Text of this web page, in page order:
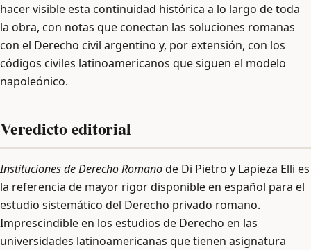
hacer visible esta continuidad histórica a lo largo de toda
la obra, con notas que conectan las soluciones romanas
con el Derecho civil argentino y, por extensión, con los
códigos civiles latinoamericanos que siguen el modelo
napoleónico.
Veredicto editorial
Instituciones de Derecho Romanode Di Pietro y Lapieza Elli es
la referencia de mayor rigor disponible en español para el
estudio sistemático del Derecho privado romano.
Imprescindible en los estudios de Derecho en las
universidades latinoamericanas que tienen asignatura